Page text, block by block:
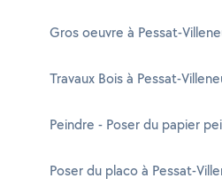
Gros oeuvre à Pessat-
Travaux Bois à Pessat-
Peindre - Poser du papier
Poser du placo à Pessat-